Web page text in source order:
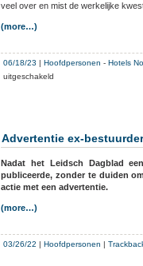
veel over en mist de werkelijke
(more…)
06/18/23 Hoofdpersonen - Hotels
uitgeschakeld
Paul
Advertentie ex-
Nadat het Leidsch Dagblad
publiceerde, zonder te duiden
actie met een advertentie.
(more…)
03/26/22 | Hoofdpersonen |